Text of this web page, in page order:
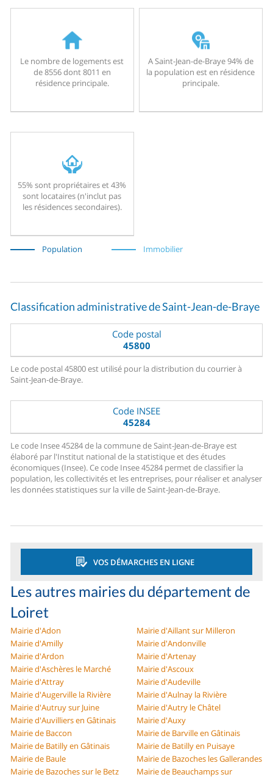
Le nombre de logements est
de 8556 dont 8011 en
résidence principale.
A Saint-Jean-de-Braye 94% de
la population est en résidence
principale.
55% sont propriétaires et 43%
sont locataires (n'inclut pas
les résidences secondaires).
Population Immobilier
Classification administrative de Saint-Jean-de-Braye
Code postal
45800
Le code postal 45800 est utilisé pour la distribution du courrier à
Saint-Jean-de-Braye.
Code INSEE
45284
Le code Insee 45284 de la commune de Saint-Jean-de-Braye est
élaboré par l'Institut national de la statistique et des études
économiques (Insee). Ce code Insee 45284 permet de classifier la
population, les collectivités et les entreprises, pour réaliser et analyser
les données statistiques sur la ville de Saint-Jean-de-Braye.
VOS DÉMARCHES EN LIGNE
Les autres mairies du département de
Loiret
Mairie d'Adon
Mairie d'Aillant sur Milleron
Mairie d'Amilly
Mairie d'Andonville
Mairie d'Ardon
Mairie d'Artenay
Mairie d'Aschères le Marché
Mairie d'Ascoux
Mairie d'Attray
Mairie d'Audeville
Mairie d'Augerville la Rivière
Mairie d'Aulnay la Rivière
Mairie d'Autruy sur Juine
Mairie d'Autry le Châtel
Mairie d'Auvilliers en Gâtinais
Mairie d'Auxy
Mairie de Baccon
Mairie de Barville en Gâtinais
Mairie de Batilly en Gâtinais
Mairie de Batilly en Puisaye
Mairie de Baule
Mairie de Bazoches les Gallerandes
Mairie de Bazoches sur le Betz
Mairie de Beauchamps sur